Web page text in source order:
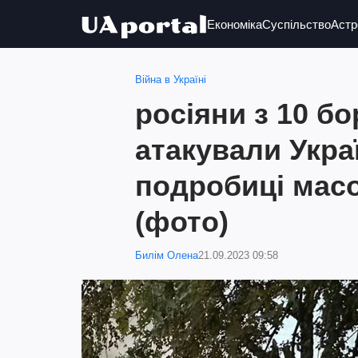
ЕкономікаСуспільство
Війна в Україні
росіяни з 10
атакували
подробиці
(фото)
Билім Олена21.09.2023 09:58